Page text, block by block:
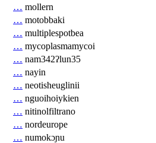
… mollern
… motobbaki
… multiplespotbea
… mycoplasmamycoi
… nam342ʔlun35
… nayin
… neotisheuglinii
… nguoihoiykien
… nitinolfiltrano
… nordeurope
… numokɔɲu